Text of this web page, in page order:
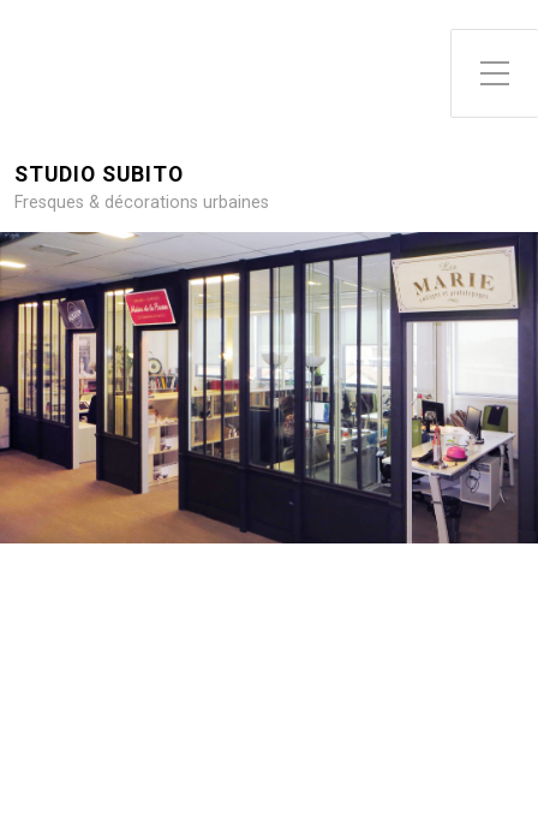
Toggle Side Menu
STUDIO SUBITO
Fresques & décorations urbaines